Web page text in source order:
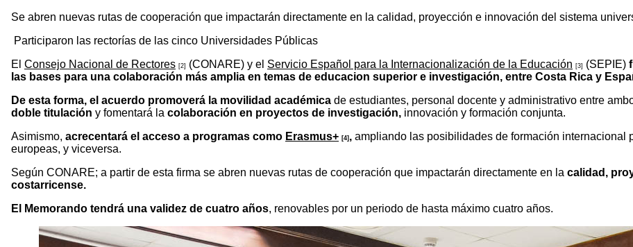
Se abren nuevas rutas de cooperación que impactarán directamente en la calidad, proyección e innovación del sistema
Participaron las rectorías de las cinco Universidades Públicas
El Consejo Nacional de Rectores [2] (CONARE) y el Servicio Español para la Internacionalización de la Educación [3] (SEPIE)
las bases para una colaboración más amplia en temas de educacion superior e investigación, entre Costa Rica y
De esta forma, el acuerdo promoverá la movilidad académica de estudiantes, personal docente y administrativo entre
doble titulación y fomentará la colaboración en proyectos de investigación, innovación y formación conjunta.
Asimismo, acrecentará el acceso a programas como Erasmus+ [4] , ampliando las posibilidades de formación internacional
europeas, y viceversa.
Según CONARE; a partir de esta firma se abren nuevas rutas de cooperación que impactarán directamente en la calidad,
costarricense.
El Memorando tendrá una validez de cuatro años, renovables por un periodo de hasta máximo cuatro años.